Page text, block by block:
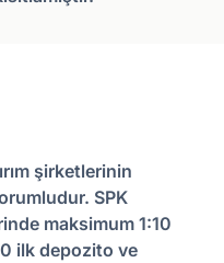
şirketlerinin
SPK
maksimum 1:10
ilk depozito ve